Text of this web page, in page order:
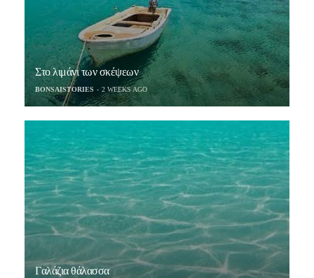
Στο λιμάνι των σκέψεων
BONSAISTORIES 2 WEEKS AGO
Γαλάζια θάλασσα